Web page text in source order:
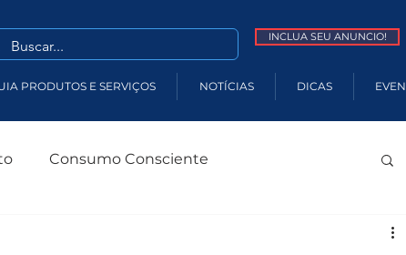
INCLUA SEU ANUNCIO!
PRODUTOS E SERVIÇOS NOTÍCIAS DICAS
Consumo Consciente